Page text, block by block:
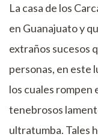
La casa de los
en Guanajuato y
extraños sucesos
personas, en este
los cuales rompen
tenebrosos
ultratumba. Tales